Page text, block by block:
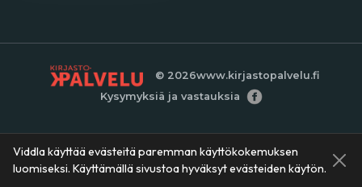
© 2026www.kirjastopalvelu.fi
Kysymyksiä ja vastauksia
Viddla käyttää evästeitä paremman käyttökokemuksen
luomiseksi. Käyttämällä sivustoa hyväksyt evästeiden käytön.